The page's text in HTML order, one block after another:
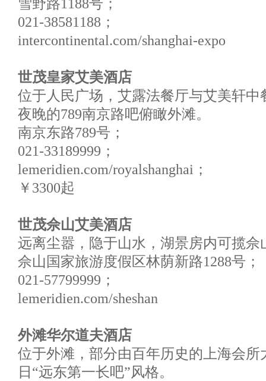
雪野路1188号；
021-38581188；
intercontinental.com/shanghai-expo
世茂皇家艾美酒店
位于人民广场，艾露法餐厅与艾美轩
夜晚的789南京路吧俯瞰外滩。
南京东路789号；
021-33189999；
lemeridien.com/royalshanghai；
￥3300起
世茂佘山艾美酒店
远离尘嚣，隐于山水，湖景房内可揽佘
佘山国家旅游度假区林荫新路1288号；
021-57799999；
lemeridien.com/sheshan
外滩华尔道夫酒店
位于外滩，部分由百年历史的上海会
日“远东第一长吧”风格。